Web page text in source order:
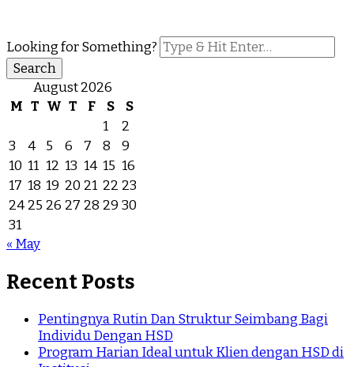
Looking for Something?
August 2026
M T W T F S
S
1
2
3
4 5 6 7 8
9
10 11 12 13 14 15 16
17 18 19 20 21 22 23
24 25 26 27 28 29 30
31
« May
Recent Posts
Pentingnya Rutin Dan Struktur Seimbang Bagi
Individu Dengan HSD
Program Harian Ideal untuk Klien dengan HSD di